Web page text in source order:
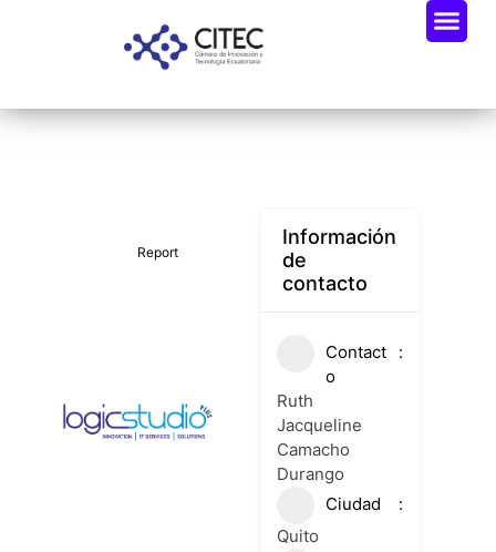
Report
Información
de
contacto
Contact
o
Ruth
Jacqueline
Camacho
Durango
Ciudad
Quito